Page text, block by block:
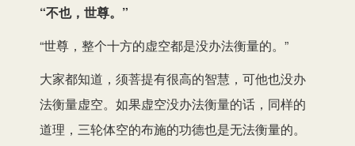
“不也，世尊。”
“世尊，整个十方的虚空都是没办法衡量的。”
大家都知道，须菩提有很高的智慧，可他也没办
法衡量虚空。如果虚空没办法衡量的话，同样的
道理，三轮体空的布施的功德也是无法衡量的。